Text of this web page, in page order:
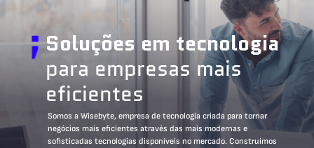
Soluções em tecnologia
para empresas mais
eficientes
Somos a Wisebyte, empresa de tecnologia criada para tornar
negócios mais eficientes através das mais modernas e
sofisticadas tecnologias disponíveis no mercado. Construímos